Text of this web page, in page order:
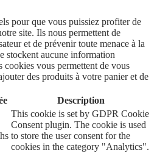
pour que vous puissiez profiter de
site. Ils nous permettent de
et de prévenir toute menace à la
stockent aucune information
cookies vous permettent de vous
des produits à votre panier et de
Description
This cookie is set by GDPR Cookie
Consent plugin. The cookie is used
to store the user consent for the
cookies in the category "Analytics".